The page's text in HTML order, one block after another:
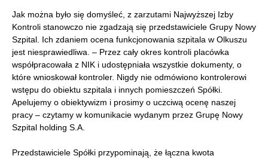
Jak można było się domyśleć, z zarzutami Najwyższej Izby
Kontroli stanowczo nie zgadzają się przedstawiciele Grupy Nowy
Szpital. Ich zdaniem ocena funkcjonowania szpitala w Olkuszu
jest niesprawiedliwa. – Przez cały okres kontroli placówka
współpracowała z NIK i udostępniała wszystkie dokumenty, o
które wnioskował kontroler. Nigdy nie odmówiono kontrolerowi
wstępu do obiektu szpitala i innych pomieszczeń Spółki.
Apelujemy o obiektywizm i prosimy o uczciwą ocenę naszej
pracy – czytamy w komunikacie wydanym przez Grupę Nowy
Szpital holding S.A.
Przedstawiciele Spółki przypominają, że łączna kwota